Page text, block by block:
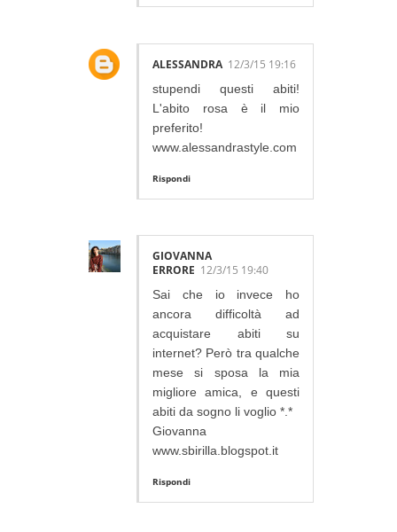
ALESSANDRA 12/3/15 19:16
stupendi questi abiti!
L'abito rosa è il mio
preferito!
www.alessandrastyle.com
Rispondi
GIOVANNA
ERRORE 12/3/15 19:40
Sai che io invece ho
ancora difficoltà ad
acquistare abiti su
internet? Però tra qualche
mese si sposa la mia
migliore amica, e questi
abiti da sogno li voglio *.*
Giovanna
www.sbirilla.blogspot.it
Rispondi